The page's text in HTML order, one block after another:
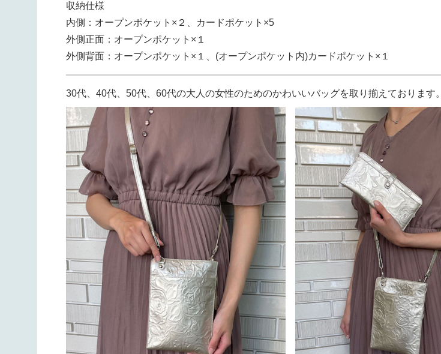
収納仕様
内側：オープンポケット×２、カードポケット×5
外側正面：オープンポケット×１
外側背面：オープンポケット×１、(オープンポケット内)カードポケット×１
30代、40代、50代、60代の大人の女性のためのかわいいバッグを取り揃えております。